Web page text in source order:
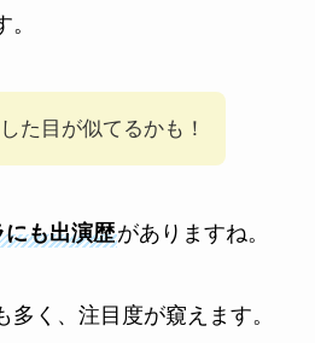
た目が似てるかも！
も出演歴がありますね。
く、注目度が窺えます。